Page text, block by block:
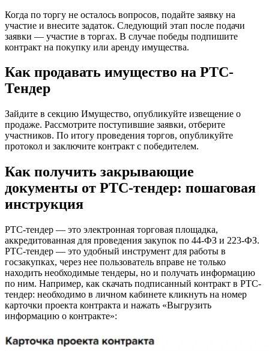
Когда по торгу не осталось вопросов, подайте заявку на
участие и внесите задаток. Следующий этап после подачи
заявки — участие в торгах. В случае победы подпишите
контракт на покупку или аренду имущества.
Как продавать имущество на РТС-
Тендер
Зайдите в секцию Имущество, опубликуйте извещение о
продаже. Рассмотрите поступившие заявки, отберите
участников. По итогу проведения торгов, опубликуйте
протокол и заключите контракт с победителем.
Как получить закрывающие
документы от РТС-тендер: пошаговая
инструкция
РТС-тендер — это электронная торговая площадка,
аккредитованная для проведения закупок по 44-ФЗ и 223-ФЗ.
РТС-тендер — это удобный инструмент для работы в
госзакупках, через нее пользователь вправе не только
находить необходимые тендеры, но и получать информацию
по ним. Например, как скачать подписанный контракт в РТС-
тендер: необходимо в личном кабинете кликнуть на номер
карточки проекта контракта и нажать «Выгрузить
информацию о контракте»: